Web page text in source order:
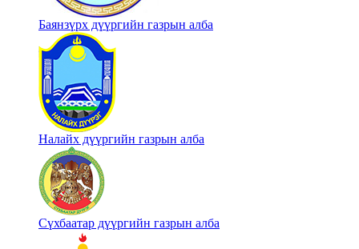
Баянзүрх дүүргийн газрын алба
Налайх дүүргийн газрын алба
Сүхбаатар дүүргийн газрын алба